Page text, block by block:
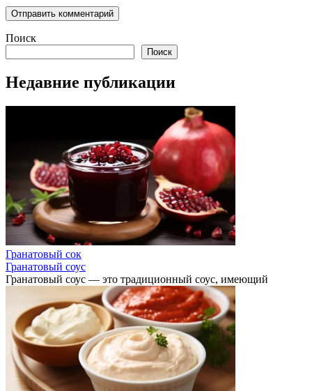
Поиск
Поиск
Недавние публикации
Гранатовый сок
Гранатовый соус
Гранатовый соус — это традиционный соус, имеющий